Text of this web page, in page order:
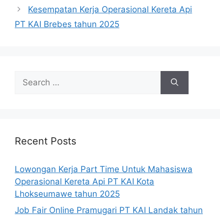
Kesempatan Kerja Operasional Kereta Api
PT KAI Brebes tahun 2025
for:
Recent Posts
Lowongan Kerja Part Time Untuk Mahasiswa
Operasional Kereta Api PT KAI Kota
Lhokseumawe tahun 2025
Job Fair Online Pramugari PT KAI Landak tahun